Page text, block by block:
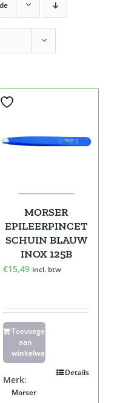
MORSER
EPILEERPINCET
SCHUIN BLAUW
INOX 125B
€15,49 incl. btw
Toevoegen
aan
winkelwagen
Details
Merk:
Morser